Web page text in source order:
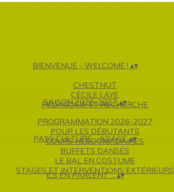
BIENVENUE - WELCOME ! ▴▾
CHESTNUT
CÉCILE LAYE
PÉDAGOGIE ET RECHERCHE
SAISON 2026-2027▴▾
PROGRAMMATION 2026-2027
POUR LES DÉBUTANTS
COURS HEBDOMADAIRES
BUFFETS DANSÉS
LE BAL EN COSTUME
STAGES ET INTERVENTIONS EXTÉRIEURS
PASS CULTURE - ADAGE▴▾
ILS EN PARLENT ...▴▾